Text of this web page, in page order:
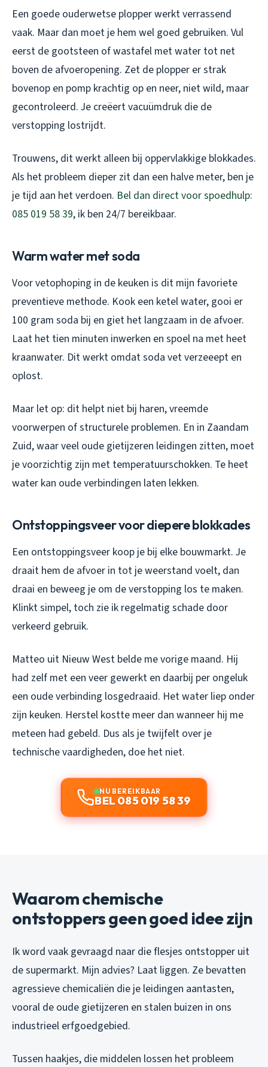
Een goede ouderwetse plopper werkt verrassend
vaak. Maar dan moet je hem wel goed gebruiken. Vul
eerst de gootsteen of wastafel met water tot net
boven de afvoeropening. Zet de plopper er strak
bovenop en pomp krachtig op en neer, niet wild, maar
gecontroleerd. Je creëert vacuümdruk die de
verstopping lostrijdt.
Trouwens, dit werkt alleen bij oppervlakkige blokkades.
Als het probleem dieper zit dan een halve meter, ben je
je tijd aan het verdoen. Bel dan direct voor spoedhulp:
085 019 58 39, ik ben 24/7 bereikbaar.
Warm water met soda
Voor vetophoping in de keuken is dit mijn favoriete
preventieve methode. Kook een ketel water, gooi er
100 gram soda bij en giet het langzaam in de afvoer.
Laat het tien minuten inwerken en spoel na met heet
kraanwater. Dit werkt omdat soda vet verzeeept en
oplost.
Maar let op: dit helpt niet bij haren, vreemde
voorwerpen of structurele problemen. En in Zaandam
Zuid, waar veel oude gietijzeren leidingen zitten, moet
je voorzichtig zijn met temperatuurschokken. Te heet
water kan oude verbindingen laten lekken.
Ontstoppingsveer voor diepere blokkades
Een ontstoppingsveer koop je bij elke bouwmarkt. Je
draait hem de afvoer in tot je weerstand voelt, dan
draai en beweeg je om de verstopping los te maken.
Klinkt simpel, toch zie ik regelmatig schade door
verkeerd gebruik.
Matteo uit Nieuw West belde me vorige maand. Hij
had zelf met een veer gewerkt en daarbij per ongeluk
een oude verbinding losgedraaid. Het water liep onder
zijn keuken. Herstel kostte meer dan wanneer hij me
meteen had gebeld. Dus als je twijfelt over je
technische vaardigheden, doe het niet.
NU BEREIKBAAR
BEL 085 019 58 39
Waarom chemische
ontstoppers geen goed idee zijn
Ik word vaak gevraagd naar die flesjes ontstopper uit
de supermarkt. Mijn advies? Laat liggen. Ze bevatten
agressieve chemicaliën die je leidingen aantasten,
vooral de oude gietijzeren en stalen buizen in ons
industrieel erfgoedgebied.
Tussen haakjes, die middelen lossen het probleem